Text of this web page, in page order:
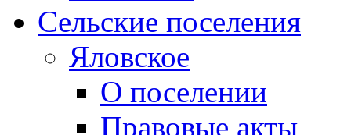
Сельские поселения
Яловское
О поселении
Правовые акты